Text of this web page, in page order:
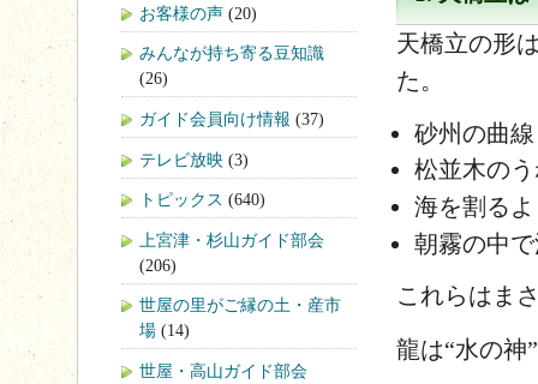
天橋立の形
た。
砂州の曲線
松並木の
海を割る
朝霧の中
これらはま
龍は“水の神
お客様の声 (20)
みんなが持ち寄る豆知識
(26)
ガイド会員向け情報 (37)
テレビ放映 (3)
トピックス (640)
上宮津・杉山ガイド部会
(206)
世屋の里がご縁の土・産市
場 (14)
世屋・高山ガイド部会